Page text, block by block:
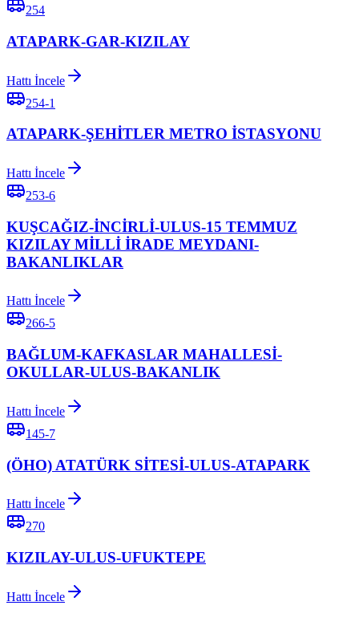
254
ATAPARK-GAR-KIZILAY
Hattı İncele
254-1
ATAPARK-ŞEHİTLER METRO İSTASYONU
Hattı İncele
253-6
KUŞCAĞIZ-İNCİRLİ-ULUS-15 TEMMUZ
KIZILAY MİLLİ İRADE MEYDANI-
BAKANLIKLAR
Hattı İncele
266-5
BAĞLUM-KAFKASLAR MAHALLESİ-
OKULLAR-ULUS-BAKANLIK
Hattı İncele
145-7
(ÖHO) ATATÜRK SİTESİ-ULUS-ATAPARK
Hattı İncele
270
KIZILAY-ULUS-UFUKTEPE
Hattı İncele